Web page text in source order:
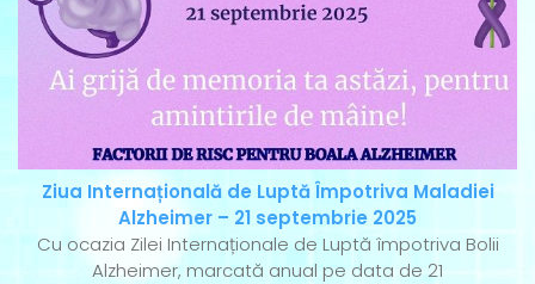
Ziua Internațională de Luptă Împotriva Maladiei
Alzheimer – 21 septembrie 2025
Cu ocazia Zilei Internaționale de Luptă împotriva Bolii
Alzheimer, marcată anual pe data de 21